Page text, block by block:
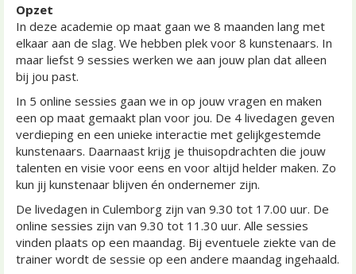
Opzet
In deze academie op maat gaan we 8 maanden lang met
elkaar aan de slag. We hebben plek voor 8 kunstenaars. In
maar liefst 9 sessies werken we aan jouw plan dat alleen
bij jou past.
In 5 online sessies gaan we in op jouw vragen en maken
een op maat gemaakt plan voor jou. De 4 livedagen geven
verdieping en een unieke interactie met gelijkgestemde
kunstenaars. Daarnaast krijg je thuisopdrachten die jouw
talenten en visie voor eens en voor altijd helder maken. Zo
kun jij kunstenaar blijven én ondernemer zijn.
De livedagen in Culemborg zijn van 9.30 tot 17.00 uur. De
online sessies zijn van 9.30 tot 11.30 uur. Alle sessies
vinden plaats op een maandag. Bij eventuele ziekte van de
trainer wordt de sessie op een andere maandag ingehaald.